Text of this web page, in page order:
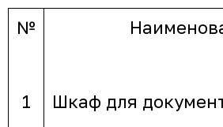
№
1
Шкаф для